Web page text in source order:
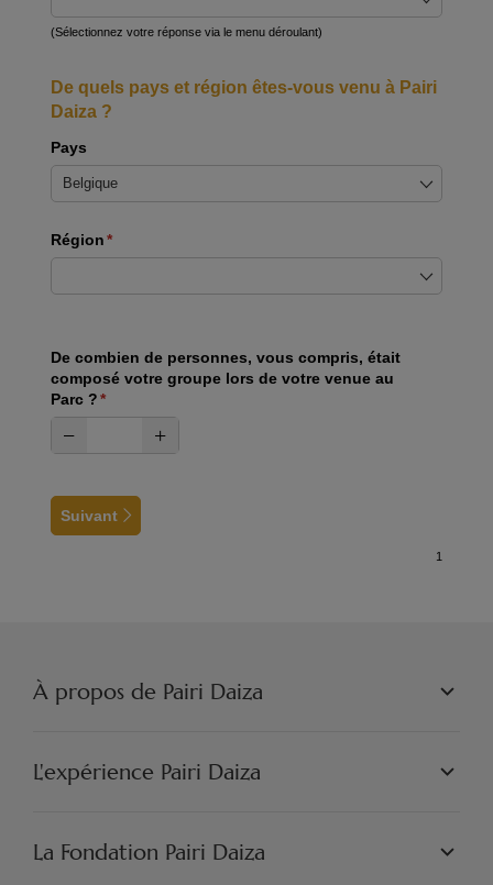
(Sélectionnez votre réponse via le menu déroulant)
De quels pays et région êtes-vous venu à Pairi
Daiza ?
Pays
Région *
(requis)
De combien de personnes, vous compris, était
composé votre groupe lors de votre venue au
Parc ? *
(requis)
Suivant
À propos de Pairi Daiza
PHILOSOPHIE
JOBS
ARTISTIQUE
L'expérience Pairi Daiza
PAIRI DAIZA EXPÉRIENCES
PAIRI DAIZA RESORT
La Fondation Pairi Daiza